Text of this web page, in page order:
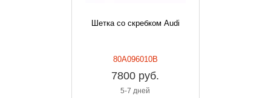
Шетка со скребком Audi
80A096010B
7800 руб.
5-7 дней